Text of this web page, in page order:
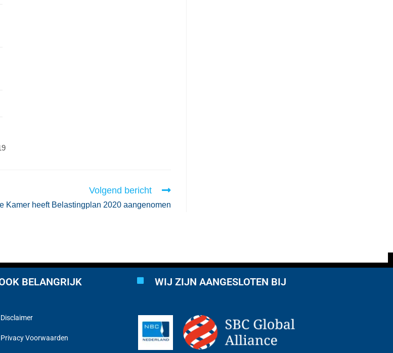
Volgend bericht
Kamer heeft Belastingplan 2020 aangenomen
BELANGRIJK
Disclaimer
Privacy Voorwaarden
WIJ ZIJN AANGESLOTEN BIJ